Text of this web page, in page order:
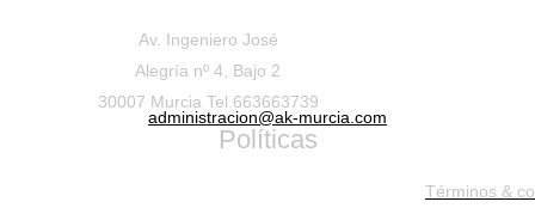
Av. Ingeniero José
Alegría nº 4, Bajo 2
30007 Murcia Tel.663663739
administracion@ak-murcia.com
Políticas
Términos &